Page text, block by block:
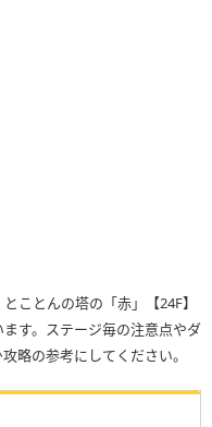
ことんの塔の「赤」【24F】
す。ステージ毎の注意点やダ
略の参考にしてください。